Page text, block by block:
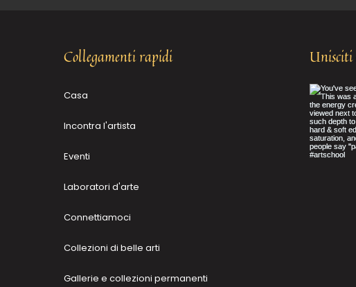
Collegamenti rapidi
Casa
Incontra l'artista
Eventi
Laboratori d'arte
Connettiamoci
Collezioni di belle arti
Gallerie e collezioni permanenti
Unisciti